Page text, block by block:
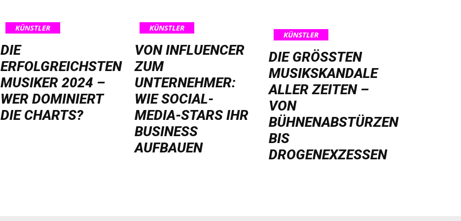
KÜNSTLER
DIE
ERFOLGREICHSTEN
MUSIKER 2024 –
WER DOMINIERT
DIE CHARTS?
KÜNSTLER
VON INFLUENCER
ZUM
UNTERNEHMER:
WIE SOCIAL-
MEDIA-STARS IHR
BUSINESS
AUFBAUEN
KÜNSTLER
DIE GRÖSSTEN M
USIKSKANDALE A
LLER ZEITEN – V
ON B
ÜHNENABSTÜRZEN B
IS D
ROGENEXZESSEN